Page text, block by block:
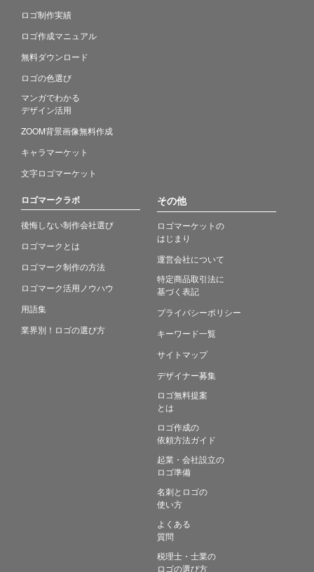
ロゴ制作実績
ロゴ作成マニュアル
無料ダウンロード
ロゴの色選び
マンガでわかる
デザイン活用
ZOOM背景画像無料作成
キャラマーケット
文字ロゴマーケット
ロゴマークラボ
後悔しない制作会社選び
ロゴマークとは
ロゴマーク制作の方法
ロゴマーク活用ノウハウ
用語集
業界別！ロゴの選び方
その他
ロゴマーケットの
はじまり
運営会社について
特定商品取引法に
基づく表記
プライバシーポリシー
キーワード一覧
サイトマップ
デザイナー募集
ロゴ無料提案
とは
ロゴ作成の
依頼方法ガイド
起業・会社設立の
ロゴ準備
名刺とロゴの
使い方
よくある
質問
税理士・士業の
ロゴの選び方